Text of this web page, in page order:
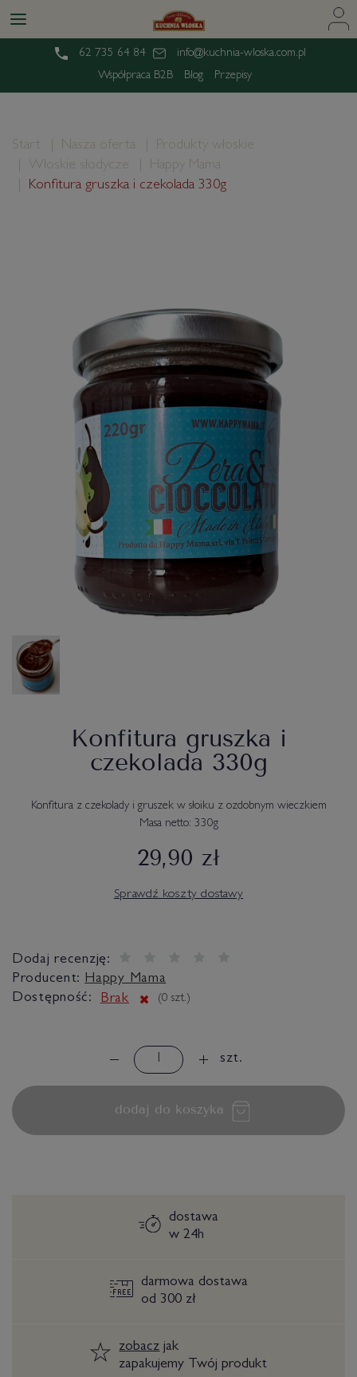
62 735 64 84
info@kuchnia-wloska.com.pl
Współpraca B2B
Blog Przepisy
Start Nasza oferta
Produkty włoskie
Włoskie słodycze
Happy Mama
Konfitura gruszka i czekolada 330g
Konfitura gruszka i
czekolada 330g
Konfitura z czekolady i gruszek w słoiku z ozdobnym wieczkiem
Masa netto: 330g
29,90 zł
Sprawdź koszty dostawy
Dodaj recenzję:
Producent: Happy Mama
Dostępność:
Brak (0 szt.)
szt.
dodaj do koszyka
dostawa
w 24h
darmowa dostawa
od 300 zł
zobaczjak
zapakujemy Twój produkt